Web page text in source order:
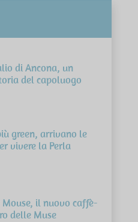
di Ancona, un
del capoluogo
green, arrivano le
vivere la Perla
Mouse, il nuovo caffè-
delle Muse